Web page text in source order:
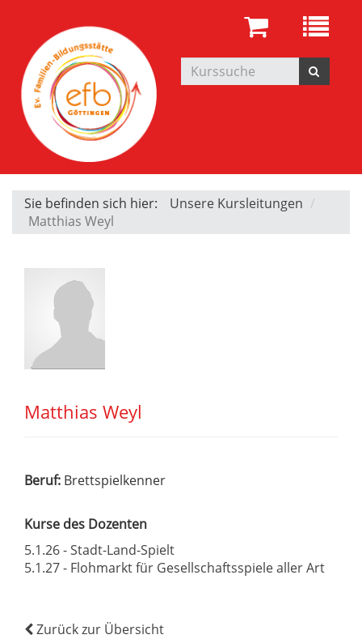
Sie befinden sich hier:
Unsere Kursleitungen
Matthias Weyl
Matthias Weyl
Beruf: Brettspielkenner
Kurse des Dozenten
5.1.26 - Stadt-Land-Spielt
5.1.27 - Flohmarkt für Gesellschaftsspiele aller Art
Zurück zur Übersicht